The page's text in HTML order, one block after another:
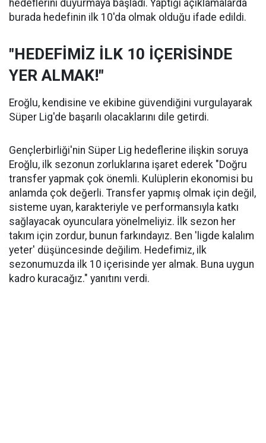
hedeflerini duyurmaya başladı. Yaptığı açıklamalarda
burada hedefinin ilk 10'da olmak olduğu ifade edildi.
"HEDEFİMİZ İLK 10 İÇERİSİNDE
YER ALMAK!"
Eroğlu, kendisine ve ekibine güvendiğini vurgulayarak
Süper Lig'de başarılı olacaklarını dile getirdi.
Gençlerbirliği'nin Süper Lig hedeflerine ilişkin soruya
Eroğlu, ilk sezonun zorluklarına işaret ederek "Doğru
transfer yapmak çok önemli. Kulüplerin ekonomisi bu
anlamda çok değerli. Transfer yapmış olmak için değil,
sisteme uyan, karakteriyle ve performansıyla katkı
sağlayacak oyunculara yönelmeliyiz. İlk sezon her
takım için zordur, bunun farkındayız. Ben 'ligde kalalım
yeter' düşüncesinde değilim. Hedefimiz, ilk
sezonumuzda ilk 10 içerisinde yer almak. Buna uygun
kadro kuracağız." yanıtını verdi.